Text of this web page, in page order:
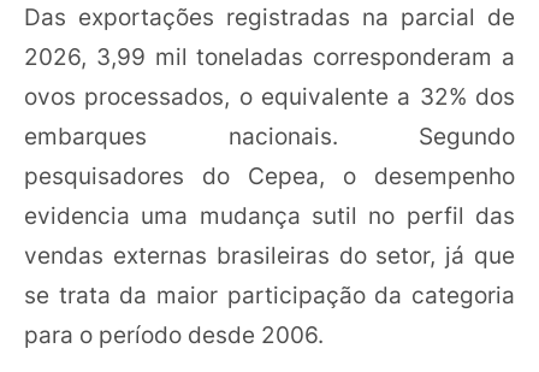
Das exportações registradas na parcial de
2026, 3,99 mil toneladas corresponderam a
ovos processados, o equivalente a 32% dos
embarques nacionais. Segundo
pesquisadores do Cepea, o desempenho
evidencia uma mudança sutil no perfil das
vendas externas brasileiras do setor, já que
se trata da maior participação da categoria
para o período desde 2006.